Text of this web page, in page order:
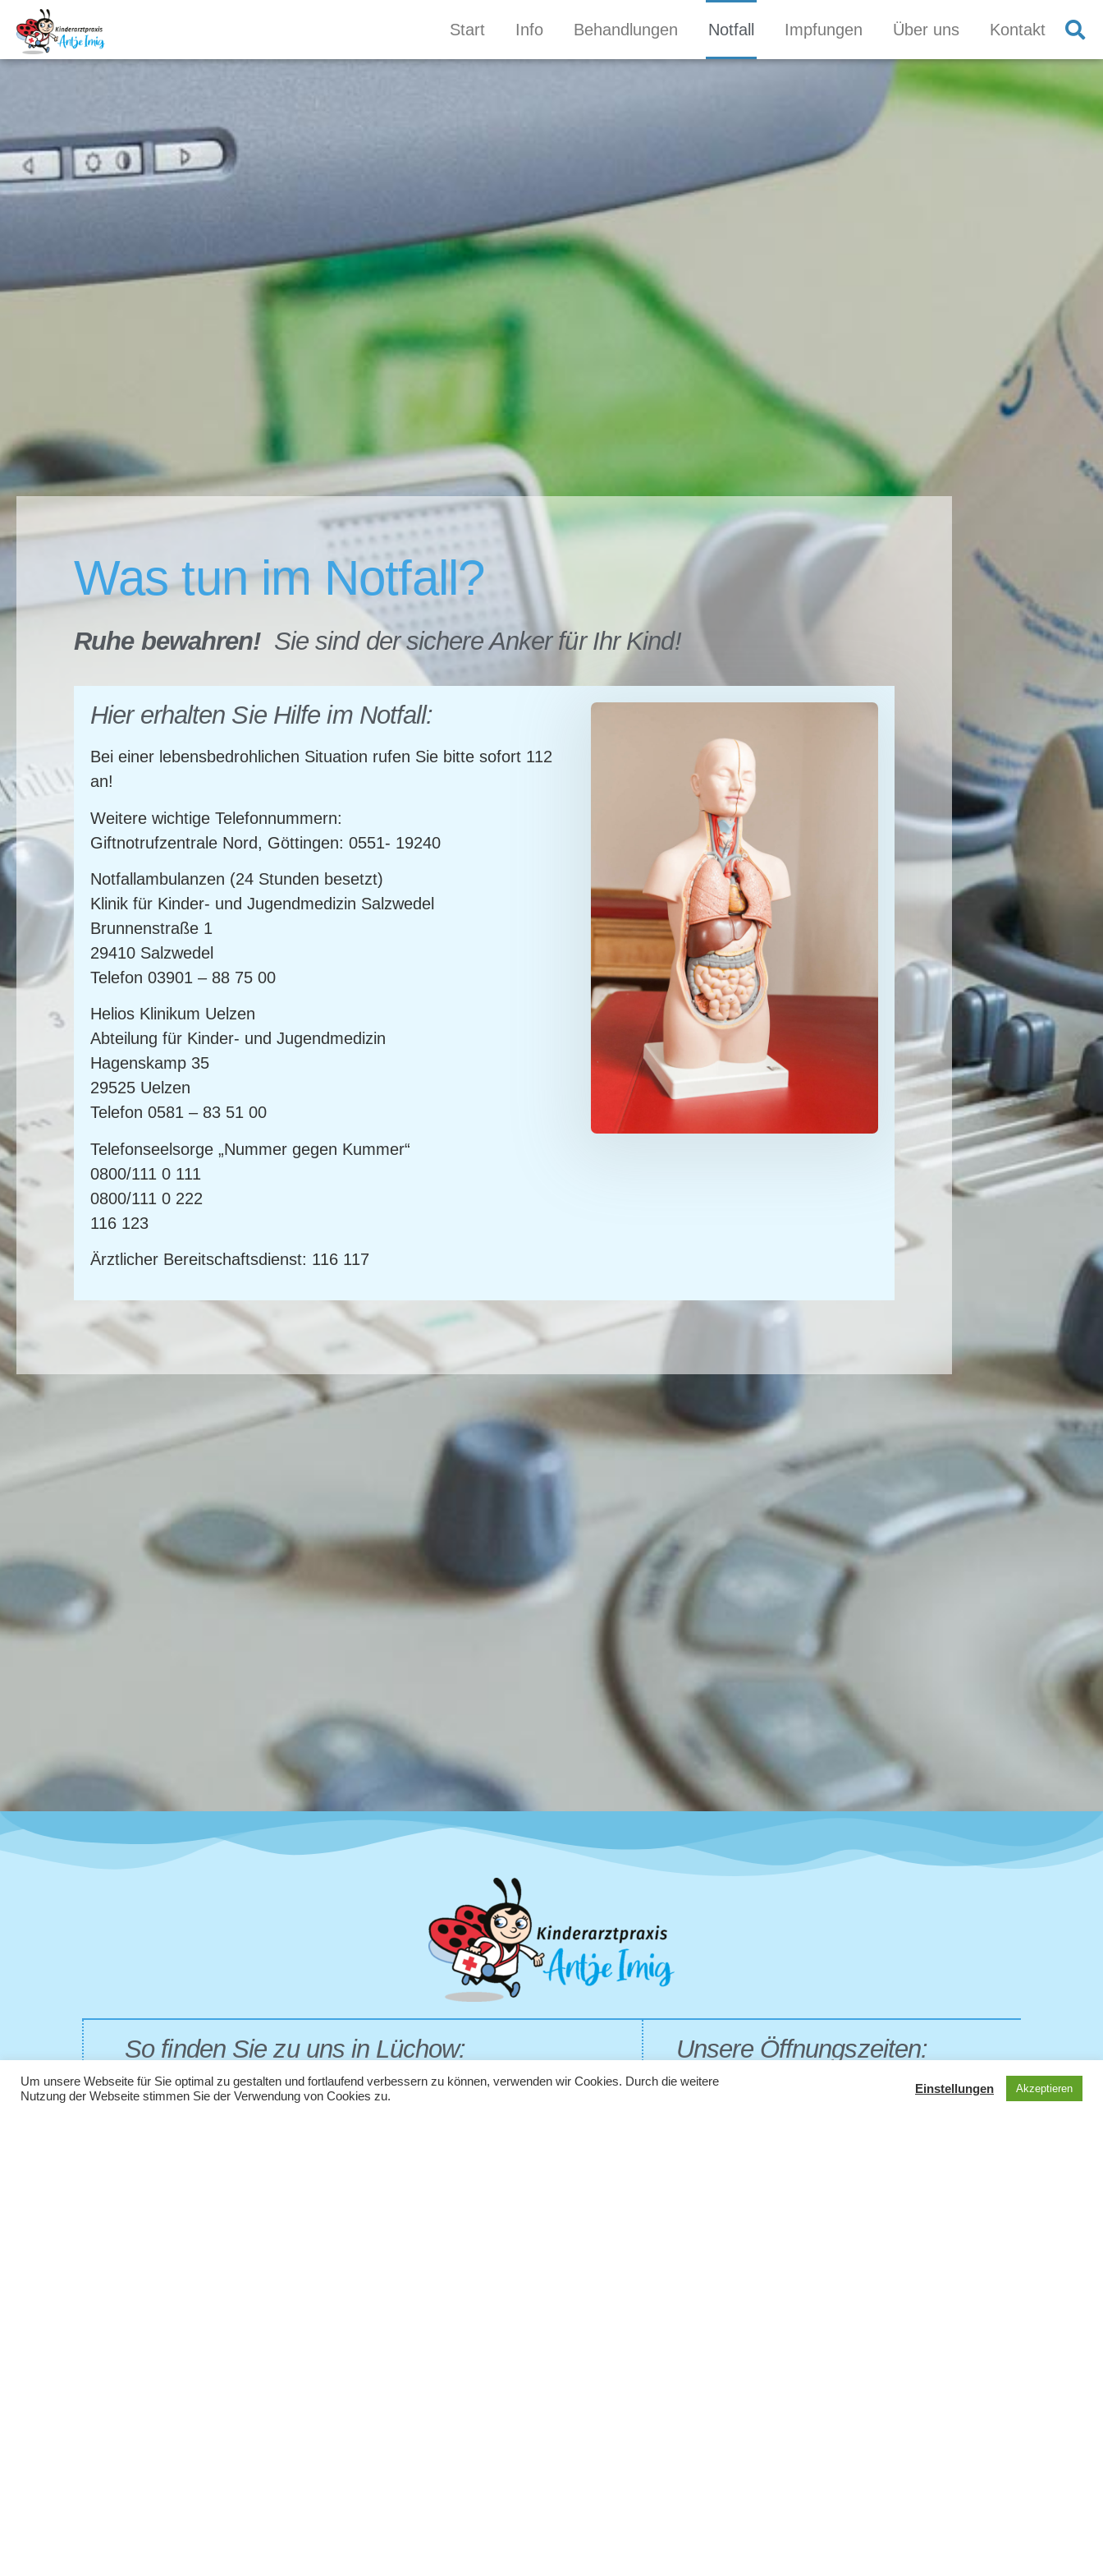
Start Info Behandlungen Notfall Impfungen Über uns Kontakt
Was tun im Notfall?
Ruhe bewahren! Sie sind der sichere Anker für Ihr Kind!
Hier erhalten Sie Hilfe im Notfall:
Bei einer lebensbedrohlichen Situation rufen Sie bitte sofort 112
an!
Weitere wichtige Telefonnummern:
Giftnotrufzentrale Nord, Göttingen: 0551- 19240
Notfallambulanzen (24 Stunden besetzt)
Klinik für Kinder- und Jugendmedizin Salzwedel
Brunnenstraße 1
29410 Salzwedel
Telefon 03901 – 88 75 00
Helios Klinikum Uelzen
Abteilung für Kinder- und Jugendmedizin
Hagenskamp 35
29525 Uelzen
Telefon 0581 – 83 51 00
Telefonseelsorge „Nummer gegen Kummer“
0800/111 0 111
0800/111 0 222
116 123
Ärztlicher Bereitschaftsdienst: 116 117
So finden Sie zu uns in Lüchow: Unsere Öffnungszeiten:
Montag – Freitag
Um unsere Webseite für Sie optimal zu gestalten und fortlaufend verbessern zu können, verwenden wir Cookies. Durch die weitere
Nutzung der Webseite stimmen Sie der Verwendung von Cookies zu.
Einstellungen Akzeptieren